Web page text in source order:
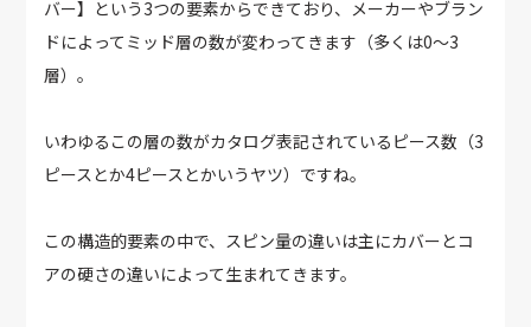
バー】という3つの要素からできており、メーカーやブラン
ドによってミッド層の数が変わってきます（多くは0～3
層）。
いわゆるこの層の数がカタログ表記されているピース数（3
ピースとか4ピースとかいうヤツ）ですね。
この構造的要素の中で、スピン量の違いは主にカバーとコ
アの硬さの違いによって生まれてきます。